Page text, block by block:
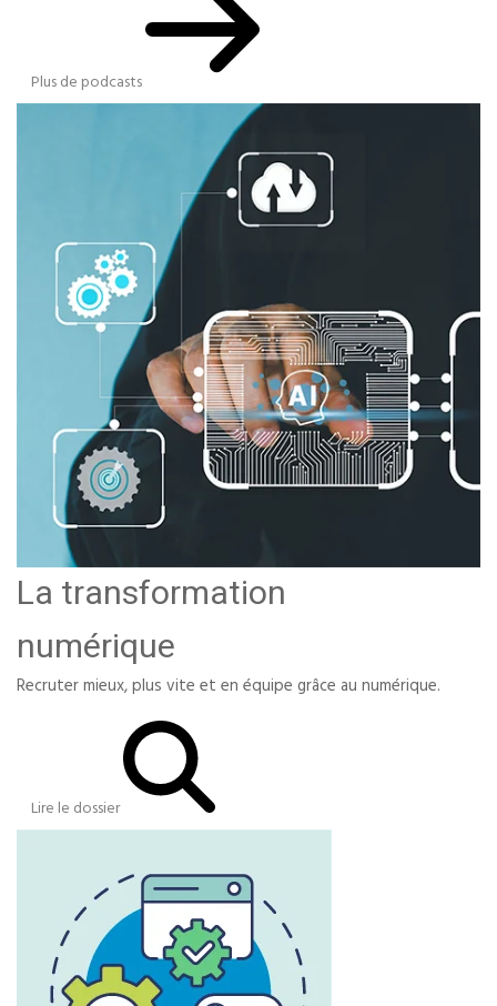
Plus de podcasts
La transformation
numérique
Recruter mieux, plus vite et en équipe grâce au numérique.
Lire le dossier